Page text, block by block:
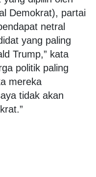
Demokrat), partai
netral
yang paling
Trump,” kata
politik paling
mereka
tidak akan